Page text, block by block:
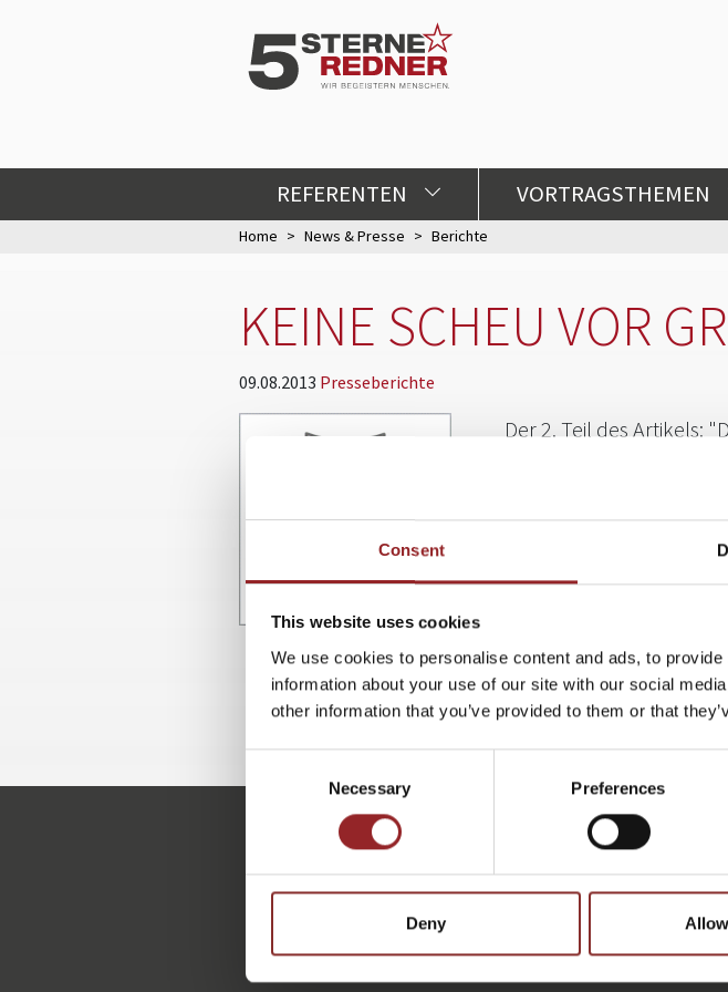
Consent
This website uses cookies
We use cookies to personalise content and ads, to
information about your use of our site with our social
other information that you’ve provided to them or that
Selection
Necessary Preferences
Deny
REFERENTEN VORTRAGSTHEMEN
Home News & Presse Berichte
KEINE SCHEU VOR
09.08.2013 Presseberichte
Der 2. Teil des Artikels:
Das Manger Magazin
Moesslang. In dem
Körpersprache und
Gegenübers beim
Lesen Siehier den Artikel.